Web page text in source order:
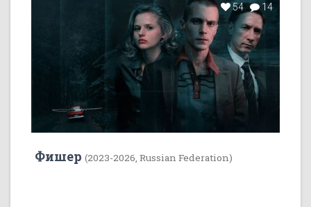
54 14
Фишер (2023-2026, Russian Federation)